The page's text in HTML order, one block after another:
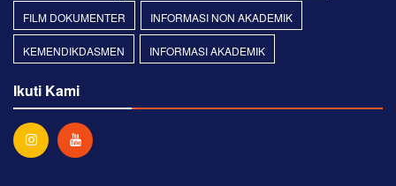
FILM DOKUMENTER INFORMASI NON AKADEMIK
KEMENDIKDASMEN INFORMASI AKADEMIK
Ikuti Kami